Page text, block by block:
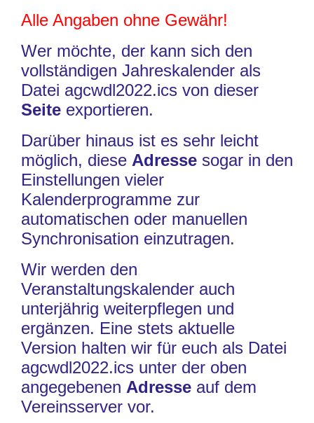
Alle Angaben ohne Gewähr!
Wer möchte, der kann sich den
vollständigen Jahreskalender als
Datei agcwdl2022.ics von dieser
Seite exportieren.
Darüber hinaus ist es sehr leicht
möglich, diese Adresse sogar in den
Einstellungen vieler
Kalenderprogramme zur
automatischen oder manuellen
Synchronisation einzutragen.
Wir werden den
Veranstaltungskalender auch
unterjährig weiterpflegen und
ergänzen. Eine stets aktuelle
Version halten wir für euch als Datei
agcwdl2022.ics unter der oben
angegebenen Adresse auf dem
Vereinsserver vor.